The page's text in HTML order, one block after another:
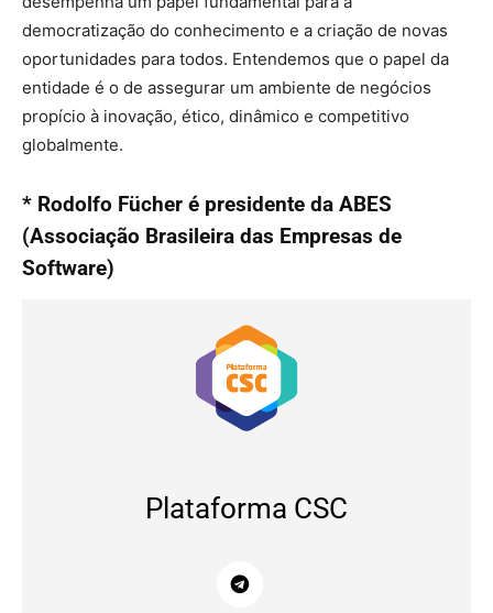
democratização do conhecimento e a criação de novas
oportunidades para todos. Entendemos que o papel da
entidade é o de assegurar um ambiente de negócios
propício à inovação, ético, dinâmico e competitivo
globalmente.
* Rodolfo Fücher é presidente da ABES
(Associação Brasileira das Empresas de
Software)
Plataforma CSC